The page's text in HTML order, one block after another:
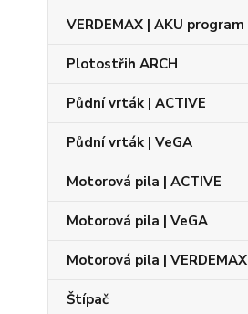
VERDEMAX | AKU program
Plotostřih ARCH
Půdní vrták | ACTIVE
Půdní vrták | VeGA
Motorová pila | ACTIVE
Motorová pila | VeGA
Motorová pila | VERDEMAX
Štípač